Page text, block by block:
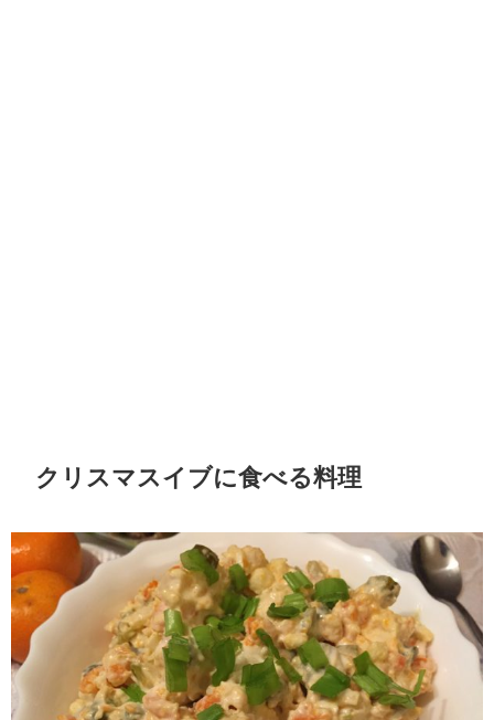
クリスマスイブに食べる料理